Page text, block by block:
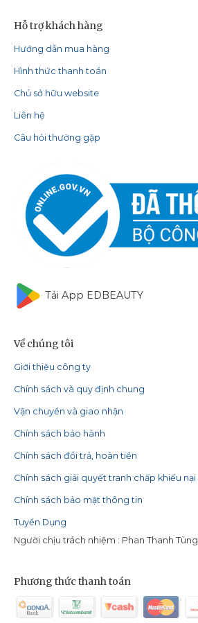
Hỗ trợ khách hàng
Hướng dẫn mua hàng
Hình thức thanh toán
Chủ sở hữu website
Liên hệ
Câu hỏi thường gặp
Tải App EDBEAUTY
Về chúng tôi
Giới thiệu công ty
Chính sách và quy định chung
Vận chuyển và giao nhận
Chính sách bảo hành
Chính sách đổi trả, hoàn tiền
Chính sách giải quyết tranh chấp khiếu nại
Chính sách bảo mật thông tin
Tuyển Dụng
Người chịu trách nhiệm : Phan Thanh Tùng
Phương thức thanh toán